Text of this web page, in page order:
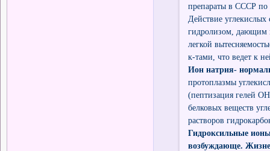
препараты в СССР по
Действие
гидролизом, дающим
легкой
к-тами, что ведет к
Ион натрия-
протоплазмы
(пептизация гелей
белковых веществ
растворов
Гидроксильные
возбуждающе.